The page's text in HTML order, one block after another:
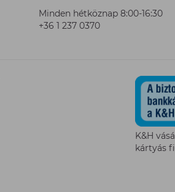
Minden hétköznap 8:00-16:30
+36 1 237 0370
K&H
kártyás